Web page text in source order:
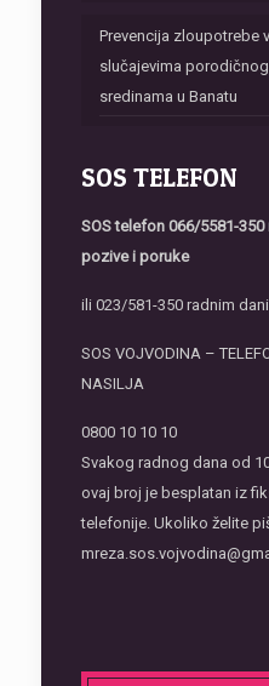
Prevencija zloupotrebe
slučajevima
sredinama u Banatu
SOS TELEFON
SOS telefon 066/5581-
pozive i poruke
ili 023/581-350 radnim
SOS VOJVODINA –
NASILJA
0800 10 10 10
Svakog radnog dana od
ovaj broj je besplatan iz
telefonije. Ukoliko želite